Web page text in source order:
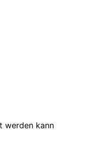
werden kann